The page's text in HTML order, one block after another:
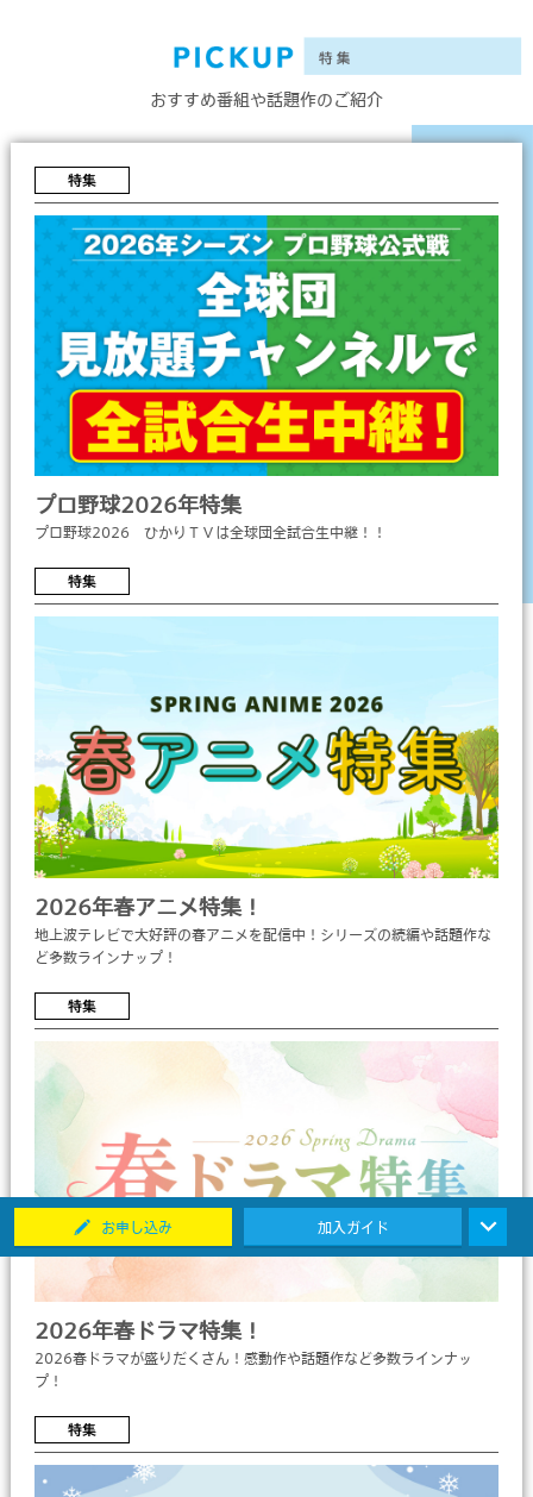
おすすめ番組や話題作のご紹介
特集
プロ野球2026年特集
プロ野球2026 ひかりＴＶは全球団全試合生中継！！
特集
2026年春アニメ特集！
地上波テレビで大好評の春アニメを配信中！シリーズの続編や話題作な
ど多数ラインナップ！
特集
2026年春ドラマ特集！
2026春ドラマが盛りだくさん！感動作や話題作など多数ラインナッ
プ！
特集
お申し込み 加入ガイド